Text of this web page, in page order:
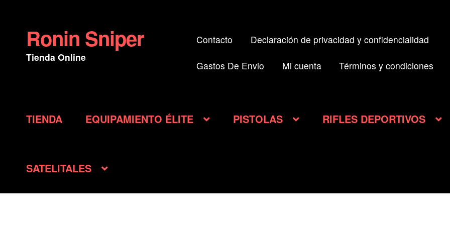
Ir
a
la
Ir
al
contenido
Ronin Sniper
Tienda Online
Contacto Declaración de privacidad y confidencialidad
Gastos De Envio Mi cuenta Términos y condiciones
TIENDA EQUIPAMIENTO ÉLITE PISTOLAS RIFLES DEPORTIVOS
SATELITALES